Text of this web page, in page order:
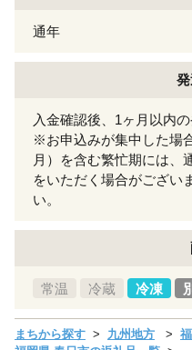
通年
入金確認後、1ヶ月以内
※お申込みが集中した場
月）を含む繁忙期には、
をいただく場合がござい
い。
常温 冷蔵 冷凍
まちから探す 九州地方